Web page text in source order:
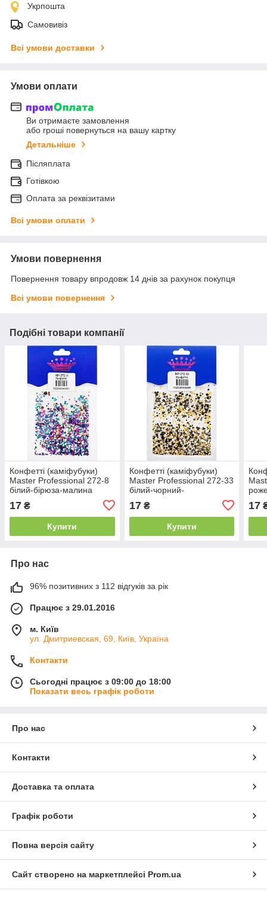
Укрпошта
Самовивіз
Всі умови доставки
Умови оплати
Ви отримаєте замовлення
або гроші повернуться на вашу картку
Детальніше
Післяплата
Готівкою
Оплата за реквізитами
Всі умови оплати
Умови повернення
Повернення товару впродовж 14 днів за рахунок покупця
Всі умови повернення
Подібні товари компанії
Конфетті (каміфубуки)
Master Professional 272-8
білий-бірюза-малина
17 ₴
Купити
Конфетті (каміфубуки)
Master Professional 272-33
білий-чорний-
17₴
Купити
17
Про нас
96% позитивних з 112 відгуків за рік
Працює з 29.01.2016
м. Київ
ул. Дмитриевская, 69, Київ, Україна
Контакти
Сьогодні працює з 09:00 до 18:00
Показати весь графік роботи
Про нас
Контакти
Доставка та оплата
Графік роботи
Повна версія сайту
Сайт створено на маркетплейсі Prom.ua